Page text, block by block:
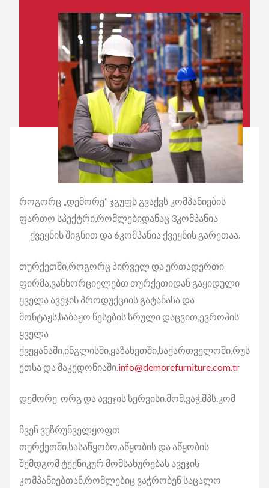
ᲩᲕᲔᲜᲡ ᲨᲔᲡᲐᲮᲔᲑ
როგორც „დემორე“ ჯგუფს გვაქვს კომპანიების
ფართო სპექტრი,რომლებიდანაც 3კომპანია
ქვეყნის შიგნით და 6კომპანია ქვეყნის გარეთაა.
თურქეთში,როგორც პირველ და ერთადერთი
ფირმა,ვანხორციელებთ თურქეთიდან გაყიდული
ყველა ავეჯის პროდუქციის გატანასა და
მონტაჟს,საბაჟო წესების სრული დაცვით,ევროპის
ყველა
ქვეყანაში,ინგლისში,ყაზახეთში,საქართველოში,რუს
ეთსა და მაკედონიაში.info@demorefurniture.com.tr
დემორე ორგ და ავეჯის სერვისი.მომ.ვაჭ.შპს.კომ
ჩვენ ვუზრუნველყოფთ
თურქეთში,სასაწყობო,აწყობის და აწყობის
შემდგომ ტექნიკურ მომსახურებას ავეჯის
კომპანიებთან,რომლებიც ვაჭრობენ საცალო